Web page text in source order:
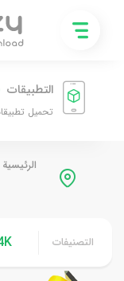
التطبيقات
تحميل
الرئيسية
التصنيفات